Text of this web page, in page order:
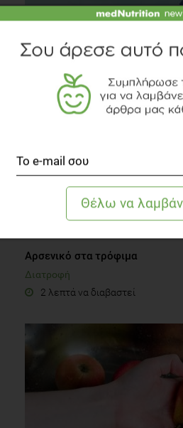
Σωματοδομή: Aπό τι εξαρτάται;
Fitness
3 λεπτά να διαβαστεί
Αρσενικό στα τρόφιμα
Διατροφή
2 λεπτά να διαβαστεί